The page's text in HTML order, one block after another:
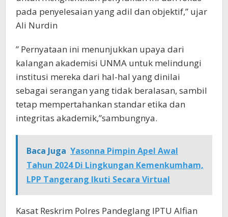
pada penyelesaian yang adil dan objektif,” ujar
Ali Nurdin
” Pernyataan ini menunjukkan upaya dari
kalangan akademisi UNMA untuk melindungi
institusi mereka dari hal-hal yang dinilai
sebagai serangan yang tidak beralasan, sambil
tetap mempertahankan standar etika dan
integritas akademik,”sambungnya.
Baca Juga Yasonna Pimpin Apel Awal
Tahun 2024 Di Lingkungan Kemenkumham,
LPP Tangerang Ikuti Secara Virtual
Kasat Reskrim Polres Pandeglang IPTU Alfian